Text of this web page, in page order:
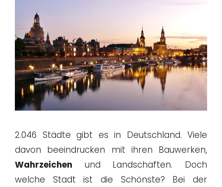
2.046 Städte gibt es in Deutschland. Viele
davon beeindrucken mit ihren Bauwerken,
Wahrzeichen und Landschaften. Doch
welche Stadt ist die Schönste? Bei der